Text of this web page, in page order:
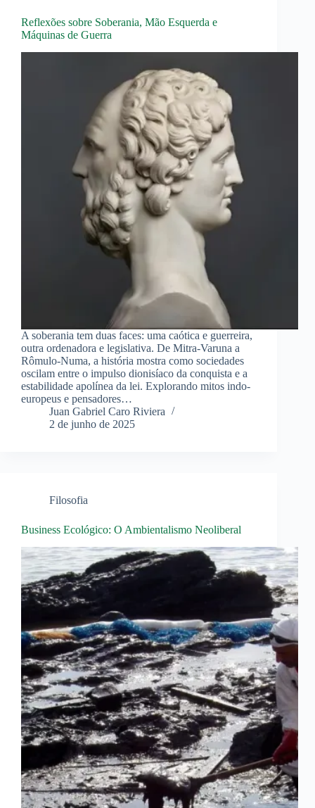
Reflexões sobre Soberania, Mão Esquerda e
Máquinas de Guerra
A soberania tem duas faces: uma caótica e guerreira,
outra ordenadora e legislativa. De Mitra-Varuna a
Rômulo-Numa, a história mostra como sociedades
oscilam entre o impulso dionisíaco da conquista e a
estabilidade apolínea da lei. Explorando mitos indo-
europeus e pensadores…
Juan Gabriel Caro Riviera
2 de junho de 2025
Filosofia
Business Ecológico: O Ambientalismo Neoliberal